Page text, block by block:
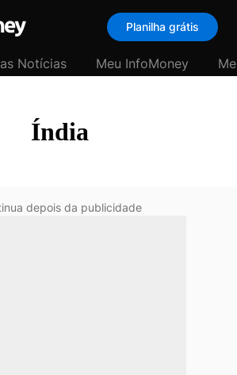
Planilha grátis
Notícias Meu InfoMoney
Índia
depois da publicidade